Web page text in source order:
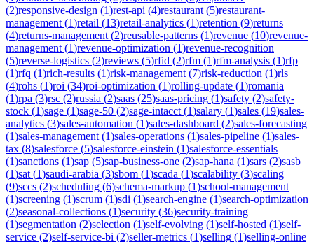
(2)responsive-design (1)rest-api (4)restaurant (5)restaurant-
management (1)retail (13)retail-analytics (1)retention (9)returns
(4)returns-management (2)reusable-patterns (1)revenue (10)revenue-
management (1)revenue-optimization (1)revenue-recognition
(5)reverse-logistics (2)reviews (5)rfid (2)rfm (1)rfm-analysis (1)rfp
(1)rfq (1)rich-results (1)risk-management (7)risk-reduction (1)rls
(4)rohs (1)roi (34)roi-optimization (1)rolling-update (1)romania
(1)rpa (3)rsc (2)russia (2)saas (25)saas-pricing (1)safety (2)safety-
stock (1)sage (1)sage-50 (2)sage-intacct (1)salary (1)sales (19)sales-
analytics (3)sales-automation (1)sales-dashboard (2)sales-forecasting
(1)sales-management (1)sales-operations (1)sales-pipeline (1)sales-
tax (8)salesforce (5)salesforce-einstein (1)salesforce-essentials
(1)sanctions (1)sap (5)sap-business-one (2)sap-hana (1)sars (2)sasb
(1)sat (1)saudi-arabia (3)sbom (1)scada (1)scalability (3)scaling
(9)sccs (2)scheduling (6)schema-markup (1)school-management
(1)screening (1)scrum (1)sdi (1)search-engine (1)search-optimization
(2)seasonal-collections (1)security (36)security-training
(1)segmentation (2)selection (1)self-evolving (1)self-hosted (1)self-
service (2)self-service-bi (2)seller-metrics (1)selling (1)selling-online